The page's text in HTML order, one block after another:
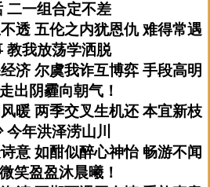
二一组合定不差
透 五伦之内犹恩仇 难得常遇
教我放荡学洒脱
济 尔虞我诈互博弈 手段高明
出阴霾向朝气！
暖 两季交叉生机还 本宜新枝
今年洪泽涝山川
意 如酣似醉心神怡 畅游不闻
笑盈盈沐晨曦！